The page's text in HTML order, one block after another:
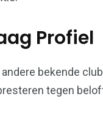
Profiel
andere bekende
tegen